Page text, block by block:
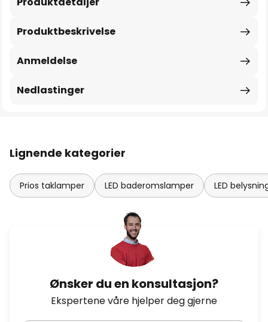
Produktbeskrivelse
Anmeldelse
Nedlastinger
Lignende kategorier
Prios taklamper LED baderomslamper LED
Ønsker du en konsultasjon?
Ekspertene våre hjelper deg gjerne